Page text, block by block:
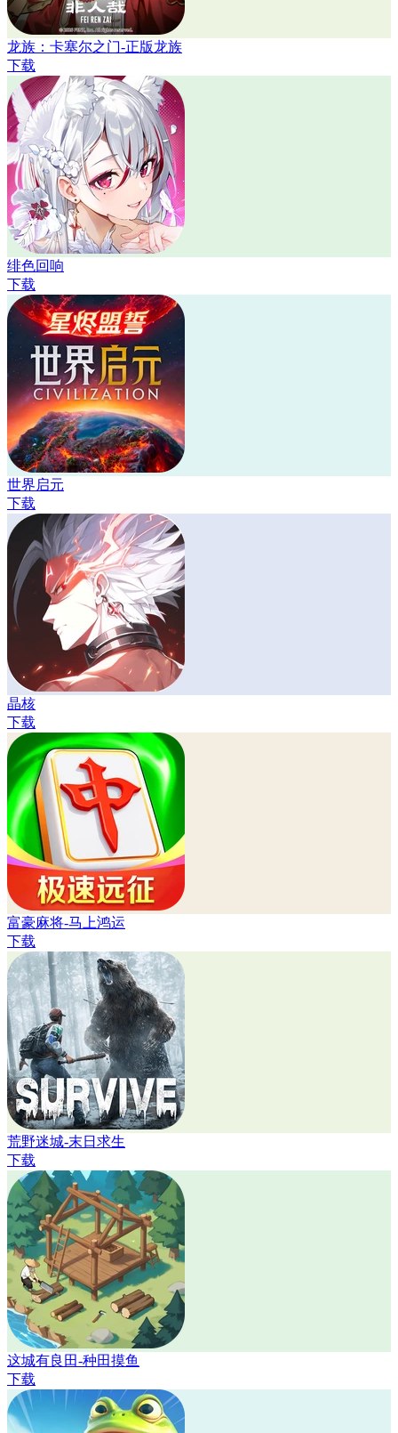
龙族：卡塞尔之门-正版龙族
下载
绯色回响
下载
世界启元
下载
晶核
下载
富豪麻将-马上鸿运
下载
荒野迷城-末日求生
下载
这城有良田-种田摸鱼
下载